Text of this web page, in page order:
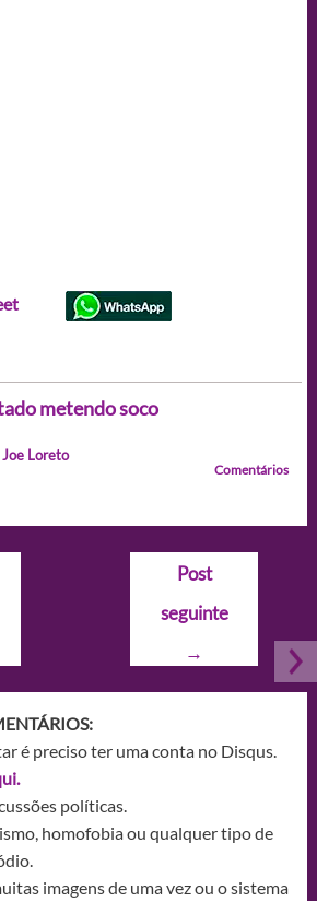
metendo soco
Joe Loreto
Comentários
Post
seguinte
→
é preciso ter uma conta no Disqus.
políticas.
homofobia ou qualquer tipo de
imagens de uma vez ou o sistema